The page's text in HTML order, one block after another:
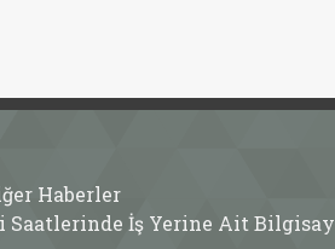
Haberler
Saatlerinde İş Yerine Ait